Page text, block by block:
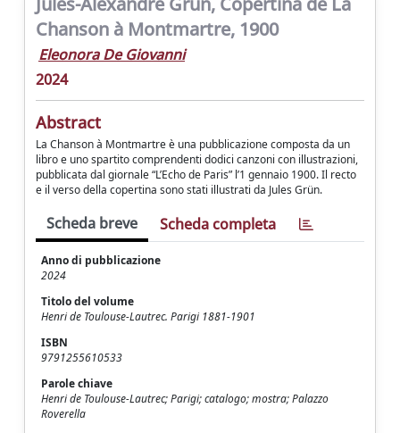
Chanson à Montmartre, 1900
Eleonora De Giovanni
2024
Abstract
La Chanson à Montmartre è una pubblicazione composta da un
libro e uno spartito comprendenti dodici canzoni con illustrazioni,
pubblicata dal giornale “L’Echo de Paris” l’1 gennaio 1900. Il recto
e il verso della copertina sono stati illustrati da Jules Grün.
Scheda breve Scheda completa
Anno di pubblicazione
2024
Titolo del volume
Henri de Toulouse-Lautrec. Parigi 1881-1901
ISBN
9791255610533
Parole chiave
Henri de Toulouse-Lautrec; Parigi; catalogo; mostra; Palazzo
Roverella